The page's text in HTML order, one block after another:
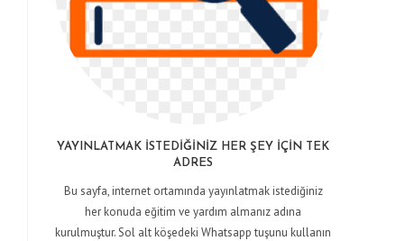
YAYINLATMAK İSTEDIĞINIZ HER ŞEY İÇIN TEK
ADRES
Bu sayfa, internet ortamında yayınlatmak istediğiniz
her konuda eğitim ve yardım almanız adına
kurulmuştur. Sol alt köşedeki Whatsapp tuşunu kullanın